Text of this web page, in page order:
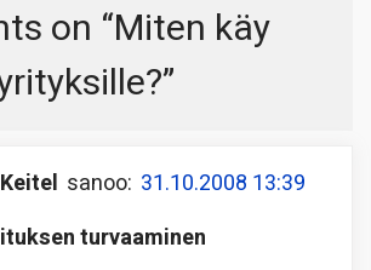
on “Miten käy
”
sanoo: 31.10.2008 13:39
turvaaminen